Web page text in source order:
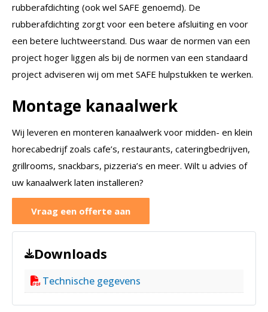
rubberafdichting (ook wel SAFE genoemd). De
rubberafdichting zorgt voor een betere afsluiting en voor
een betere luchtweerstand. Dus waar de normen van een
project hoger liggen als bij de normen van een standaard
project adviseren wij om met SAFE hulpstukken te werken.
Montage kanaalwerk
Wij leveren en monteren kanaalwerk voor midden- en klein
horecabedrijf zoals cafe’s, restaurants, cateringbedrijven,
grillrooms, snackbars, pizzeria’s en meer. Wilt u advies of
uw kanaalwerk laten installeren?
Vraag een offerte aan
Downloads
Technische gegevens